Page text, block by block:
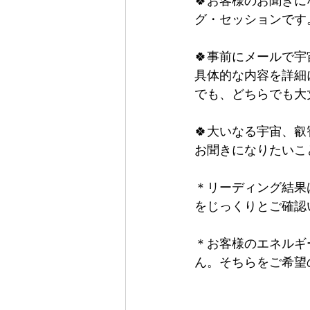
グ・セッションです
🍀事前にメールで
具体的な内容を詳
でも、どちらでも
🍀大いなる宇宙、
お聞きになりたい
＊リーディング結
をじっくりとご確
＊お客様のエネル
ん。そちらをご希